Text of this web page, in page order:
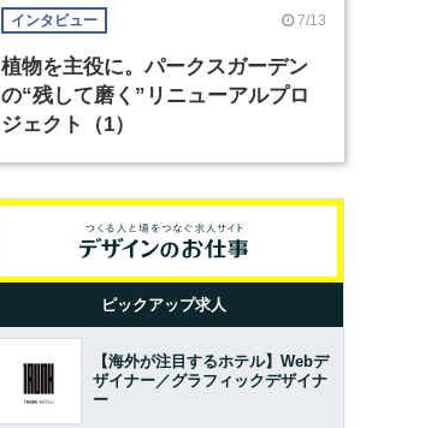
インタビュー 7/13
植物を主役に。パークスガーデン
の“残して磨く”リニューアルプロ
ジェクト（1）
ピックアップ求人
【海外が注目するホテル】Webデ
ザイナー／グラフィックデザイナ
ー